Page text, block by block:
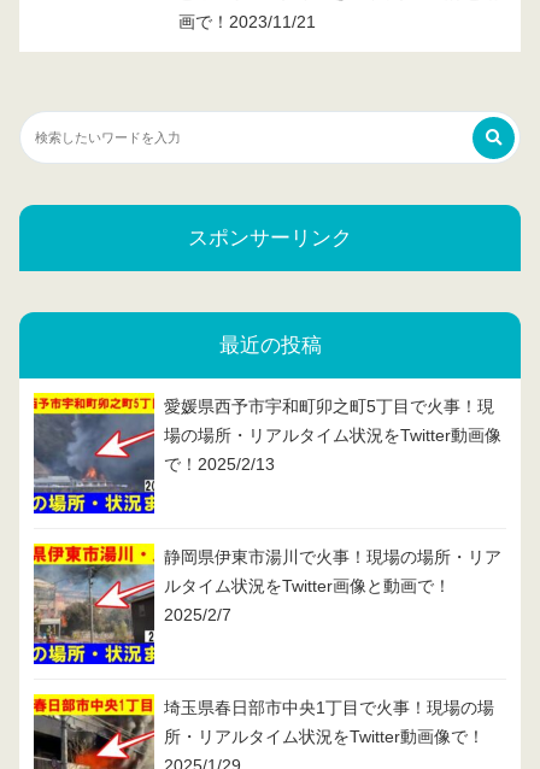
画で！2023/11/21
スポンサーリンク
最近の投稿
愛媛県西予市宇和町卯之町5丁目で火事！現
場の場所・リアルタイム状況をTwitter動画像
で！2025/2/13
静岡県伊東市湯川で火事！現場の場所・リア
ルタイム状況をTwitter画像と動画で！
2025/2/7
埼玉県春日部市中央1丁目で火事！現場の場
所・リアルタイム状況をTwitter動画像で！